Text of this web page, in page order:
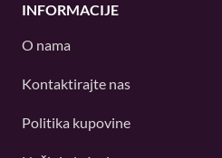
INFORMACIJE
O nama
Kontaktirajte nas
Politika kupovine